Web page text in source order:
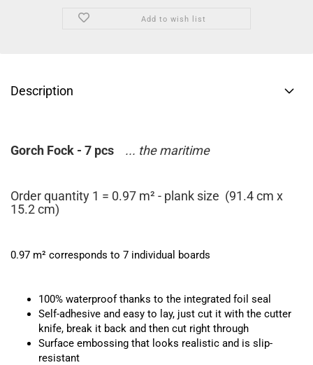
Add to wish list
Description
Gorch Fock - 7 pcs ... the maritime
Order quantity 1 = 0.97 m² - plank size (91.4 cm x
15.2 cm)
0.97 m² corresponds to 7 individual boards
100% waterproof thanks to the integrated foil seal
Self-adhesive and easy to lay, just cut it with the cutter
knife, break it back and then cut right through
Surface embossing that looks realistic and is slip-
resistant